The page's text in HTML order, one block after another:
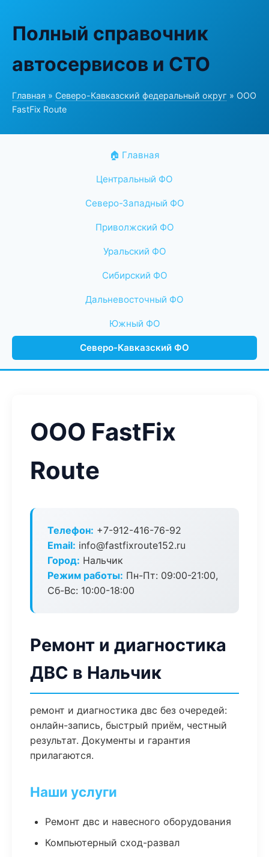
Полный справочник
автосервисов и СТО
Главная » Северо-Кавказский федеральный округ » ООО
FastFix Route
🏠 Главная
Центральный ФО
Северо-Западный ФО
Приволжский ФО
Уральский ФО
Сибирский ФО
Дальневосточный ФО
Южный ФО
Северо-Кавказский ФО
ООО FastFix
Route
Телефон: +7-912-416-76-92
Email: info@fastfixroute152.ru
Город: Нальчик
Режим работы: Пн-Пт: 09:00-21:00,
Сб-Вс: 10:00-18:00
Ремонт и диагностика
ДВС в Нальчик
ремонт и диагностика двс без очередей:
онлайн-запись, быстрый приём, честный
результат. Документы и гарантия
прилагаются.
Наши услуги
Ремонт двс и навесного оборудования
Компьютерный сход-развал